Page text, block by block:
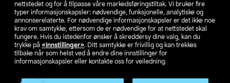
nettstedet og for å tilpasse våre markedsføringstiltak. Vi bruker fire
typer informasjonskapsler: nødvendige, funksjonelle, analytiske og
annonserelaterte. For nødvendige informasjonskapsler er det ikke noe
krav om samtykke, ettersom de er nødvendige for at nettstedet skal
fungere. Hvis du istedenfor ønsker å skreddersy dine valg, kan du
trykke på «Innstillinger». Ditt samtykke er frivillig og kan trekkes
tilbake når som helst ved å endre dine innstillinger for
informasjonskapsler eller kontakte oss for veiledning.
SE NO FI